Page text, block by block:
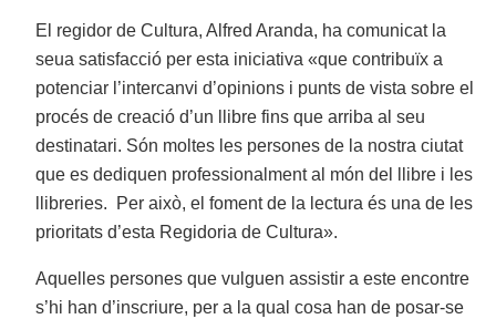
El regidor de Cultura, Alfred Aranda, ha comunicat la
seua satisfacció per esta iniciativa «que contribuïx a
potenciar l’intercanvi d’opinions i punts de vista sobre el
procés de creació d’un llibre fins que arriba al seu
destinatari. Són moltes les persones de la nostra ciutat
que es dediquen professionalment al món del llibre i les
llibreries. Per això, el foment de la lectura és una de les
prioritats d’esta Regidoria de Cultura».
Aquelles persones que vulguen assistir a este encontre
s’hi han d’inscriure, per a la qual cosa han de posar-se